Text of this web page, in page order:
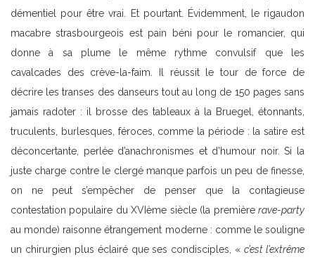
démentiel pour être vrai. Et pourtant. Évidemment, le rigaudon
macabre strasbourgeois est pain béni pour le romancier, qui
donne à sa plume le même rythme convulsif que les
cavalcades des crève-la-faim. Il réussit le tour de force de
décrire les transes des danseurs tout au long de 150 pages sans
jamais radoter : il brosse des tableaux à la Bruegel, étonnants,
truculents, burlesques, féroces, comme la période : la satire est
déconcertante, perlée d’anachronismes et d’humour noir. Si la
juste charge contre le clergé manque parfois un peu de finesse,
on ne peut s’empêcher de penser que la contagieuse
contestation populaire du XVIème siècle (la première rave-party
au monde) raisonne étrangement moderne : comme le souligne
un chirurgien plus éclairé que ses condisciples, «c’est l’extrême